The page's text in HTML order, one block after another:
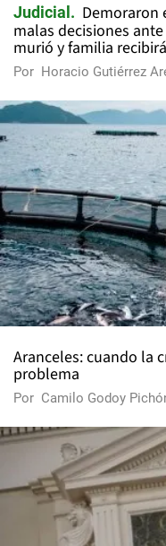
Judicial
Demoraron
malas decisiones
murió y familia
Por Horacio Gutiérrez
Aranceles: cuando la
problema
Por Camilo Godoy